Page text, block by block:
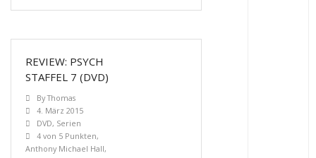
REVIEW: PSYCH
STAFFEL 7 (DVD)
ByThomas
4. März 2015
DVD, Serien
4 von 5 Punkten,
Anthony Michael Hall,